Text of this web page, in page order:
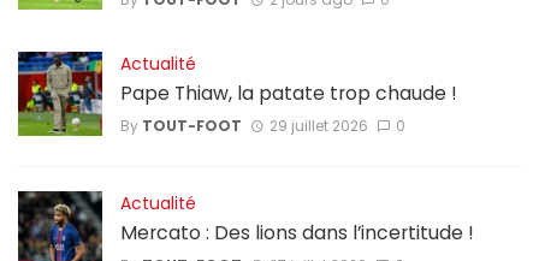
Actualité
Pape Thiaw, la patate trop chaude !
By TOUT-FOOT 29 juillet 2026 0
Actualité
Mercato : Des lions dans l’incertitude !